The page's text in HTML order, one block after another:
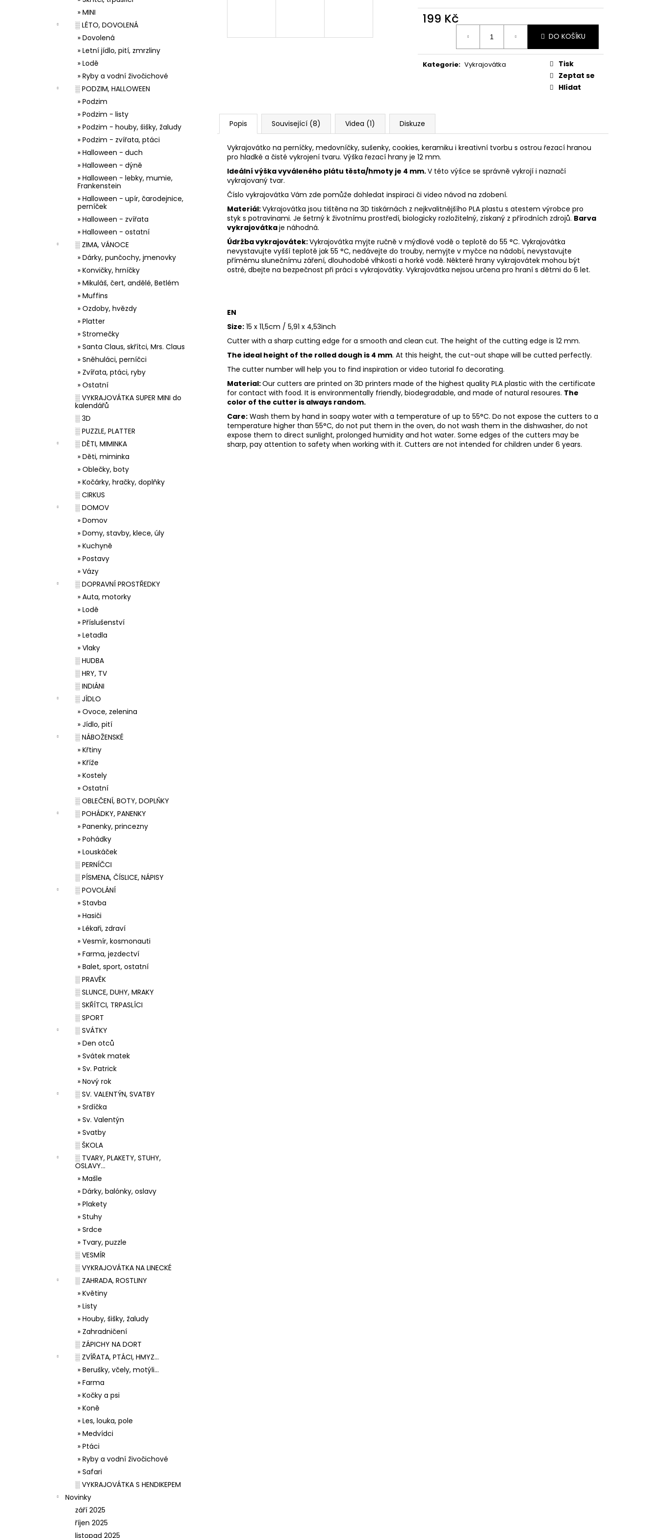
» MINI
░ LÉTO, DOVOLENÁ
» Dovolená
» Letní jídlo, pití, zmrzliny
» Lodě
» Ryby a vodní živočichové
░ PODZIM, HALLOWEEN
» Podzim
» Podzim - listy
» Podzim - houby, šišky, žaludy
» Podzim - zvířata, ptáci
» Halloween - duch
» Halloween - dýně
» Halloween - lebky, mumie,
Frankenstein
» Halloween - upír, čarodejnice,
perníček
» Halloween - zvířata
» Halloween - ostatní
░ ZIMA, VÁNOCE
» Dárky, punčochy, jmenovky
» Konvičky, hrníčky
» Mikuláš, čert, andělé, Betlém
» Muffins
» Ozdoby, hvězdy
» Platter
» Stromečky
» Santa Claus, skřítci, Mrs. Claus
» Sněhuláci, perníčci
» Zvířata, ptáci, ryby
» Ostatní
░ VYKRAJOVÁTKA SUPER MINI do
kalendářů
░ 3D
░ PUZZLE, PLATTER
░ DĚTI, MIMINKA
» Děti, miminka
» Oblečky, boty
» Kočárky, hračky, doplňky
░ CIRKUS
░ DOMOV
» Domov
» Domy, stavby, klece, úly
» Kuchyně
» Postavy
» Vázy
░ DOPRAVNÍ PROSTŘEDKY
» Auta, motorky
» Lodě
» Příslušenství
» Letadla
» Vlaky
░ HUDBA
░ HRY, TV
░ INDIÁNI
░ JÍDLO
» Ovoce, zelenina
» Jídlo, pití
░ NÁBOŽENSKÉ
» Křtiny
» Kříže
» Kostely
» Ostatní
░ OBLEČENÍ, BOTY, DOPLŇKY
░ POHÁDKY, PANENKY
» Panenky, princezny
» Pohádky
» Louskáček
░ PERNÍČCI
░ PÍSMENA, ČÍSLICE, NÁPISY
░ POVOLÁNÍ
» Stavba
» Hasiči
» Lékaři, zdraví
» Vesmír, kosmonauti
» Farma, jezdectví
» Balet, sport, ostatní
░ PRAVĚK
░ SLUNCE, DUHY, MRAKY
░ SKŘÍTCI, TRPASLÍCI
░ SPORT
░ SVÁTKY
» Den otců
» Svátek matek
» Sv. Patrick
» Nový rok
░ SV. VALENTÝN, SVATBY
» Srdíčka
» Sv. Valentýn
» Svatby
░ ŠKOLA
░ TVARY, PLAKETY, STUHY,
OSLAVY...
» Mašle
» Dárky, balónky, oslavy
» Plakety
» Stuhy
» Srdce
» Tvary, puzzle
░ VESMÍR
░ VYKRAJOVÁTKA NA LINECKÉ
░ ZAHRADA, ROSTLINY
» Květiny
» Listy
» Houby, šišky, žaludy
» Zahradničení
░ ZÁPICHY NA DORT
░ ZVÍŘATA, PTÁCI, HMYZ...
» Berušky, včely, motýli...
» Farma
» Kočky a psi
» Koně
» Les, louka, pole
» Medvídci
» Ptáci
» Ryby a vodní živočichové
» Safari
░ VYKRAJOVÁTKA S HENDIKEPEM
Novinky
září 2025
říjen 2025
listopad 2025
199 Kč
DO KOŠÍKU
Kategorie: Vykrajovátka
Tisk
Zeptat se
Hlídat
Popis Související (8) Videa (1) Diskuze
Vykrajovátko na perníčky, medovníčky, sušenky, cookies, keramiku i kreativní tvorbu s ostrou řezací hranou
pro hladké a čisté vykrojení tvaru. Výška řezací hrany je 12 mm.
Ideální výška vyváleného plátu těsta/hmoty je 4 mm.V této výšce se správně vykrojí i naznačí
vykrajovaný tvar.
Číslo vykrajovátka Vám zde pomůže dohledat inspiraci či video návod na zdobení.
Materiál:Vykrajovátka jsou tištěna na 3D tiskárnách z nejkvalitnějšího PLA plastu s atestem výrobce pro
styk s potravinami. Je šetrný k životnímu prostředí, biologicky rozložitelný, získaný z přírodních zdrojů. Barva
vykrajovátkaje náhodná.
Údržba vykrajovátek:Vykrajovátka myjte ručně v mýdlové vodě o teplotě do 55 °C. Vykrajovátka
nevystavujte vyšší teplotě jak 55 °C, nedávejte do trouby, nemyjte v myčce na nádobí, nevystavujte
přímému slunečnímu záření, dlouhodobé vlhkosti a horké vodě. Některé hrany vykrajovátek mohou být
ostré, dbejte na bezpečnost při práci s vykrajovátky. Vykrajovátka nejsou určena pro hraní s dětmi do 6 let.
EN
Size: 15 x 11,5cm / 5,91 x 4,53inch
Cutter with a sharp cutting edge for a smooth and clean cut. The height of the cutting edge is 12 mm.
The ideal height of the rolled dough is 4 mm. At this height, the cut-out shape will be cutted perfectly.
The cutter number will help you to find inspiration or video tutorial fo decorating.
Material:Our cutters are printed on 3D printers made of the highest quality PLA plastic with the certificate
for contact with food. It is environmentally friendly, biodegradable, and made of natural resoures. The
color of the cutter is always random.
Care: Wash them by hand in soapy water with a temperature of up to 55°C. Do not expose the cutters to a
temperature higher than 55°C, do not put them in the oven, do not wash them in the dishwasher, do not
expose them to direct sunlight, prolonged humidity and hot water. Some edges of the cutters may be
sharp, pay attention to safety when working with it. Cutters are not intended for children under 6 years.
33001 ZDOBÍCÍ SÁČEK